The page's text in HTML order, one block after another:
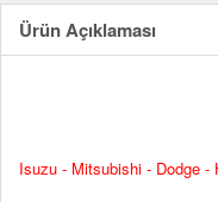
Ürün Açıklaması
Isuzu - Mitsubishi - Dodge